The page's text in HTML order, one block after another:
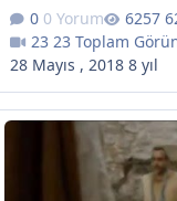
0 Yorum
23 Toplam
28 Mayıs , 2018 8 yıl